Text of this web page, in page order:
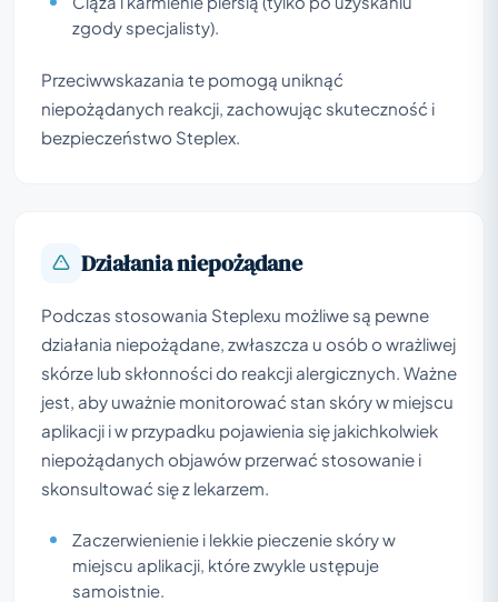
zgody specjalisty).
Przeciwwskazania te pomogą uniknąć
niepożądanych reakcji, zachowując skuteczność i
bezpieczeństwo Steplex.
Działania niepożądane
Podczas stosowania Steplexu możliwe są pewne
działania niepożądane, zwłaszcza u osób o wrażliwej
skórze lub skłonności do reakcji alergicznych. Ważne
jest, aby uważnie monitorować stan skóry w miejscu
aplikacji i w przypadku pojawienia się jakichkolwiek
niepożądanych objawów przerwać stosowanie i
skonsultować się z lekarzem.
Zaczerwienienie i lekkie pieczenie skóry w
miejscu aplikacji, które zwykle ustępuje
samoistnie.